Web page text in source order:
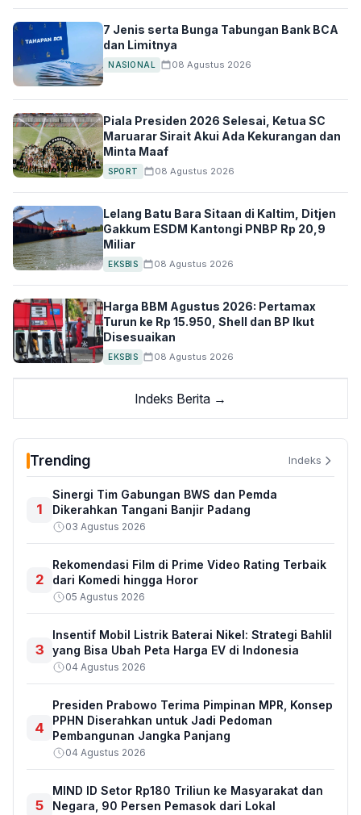
7 Jenis serta Bunga Tabungan Bank BCA
dan Limitnya
NASIONAL 08 Agustus 2026
Piala Presiden 2026 Selesai, Ketua SC
Maruarar Sirait Akui Ada Kekurangan dan
Minta Maaf
SPORT 08 Agustus 2026
Lelang Batu Bara Sitaan di Kaltim, Ditjen
Gakkum ESDM Kantongi PNBP Rp 20,9
Miliar
EKSBIS 08 Agustus 2026
Harga BBM Agustus 2026: Pertamax
Turun ke Rp 15.950, Shell dan BP Ikut
Disesuaikan
EKSBIS 08 Agustus 2026
Indeks Berita →
Trending Indeks
1
Sinergi Tim Gabungan BWS dan Pemda
Dikerahkan Tangani Banjir Padang
03 Agustus 2026
2
Rekomendasi Film di Prime Video Rating Terbaik
dari Komedi hingga Horor
05 Agustus 2026
3
Insentif Mobil Listrik Baterai Nikel: Strategi Bahlil
yang Bisa Ubah Peta Harga EV di Indonesia
04 Agustus 2026
4
Presiden Prabowo Terima Pimpinan MPR, Konsep
PPHN Diserahkan untuk Jadi Pedoman
Pembangunan Jangka Panjang
04 Agustus 2026
5
MIND ID Setor Rp180 Triliun ke Masyarakat dan
Negara, 90 Persen Pemasok dari Lokal